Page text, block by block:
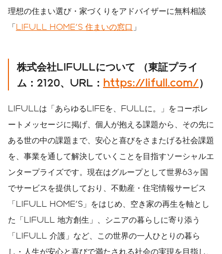
理想の住まい選び・家づくりをアドバイザーに無料相談
「LIFULL HOME'S 住まいの窓口 」
株式会社LIFULLについて
（東証プライ
ム： 2120、 URL ： https://lifull.com/）
LIFULLは「あらゆるLIFEを、FULLに。」をコーポレ
ートメッセージに掲げ、個人が抱える課題から、その先に
ある世の中の課題まで、安心と喜びをさまたげる社会課題
を、事業を通して解決していくことを目指すソーシャルエ
ンタープライズです。現在はグループとして世界63ヶ国
でサービスを提供しており、不動産・住宅情報サービス
「LIFULL HOME'S」をはじめ、空き家の再生を軸とし
た「LIFULL 地方創生」、シニアの暮らしに寄り添う
「LIFULL 介護」など、この世界の一人ひとりの暮ら
し・人生が安心と喜びで満たされる社会の実現を目指し、